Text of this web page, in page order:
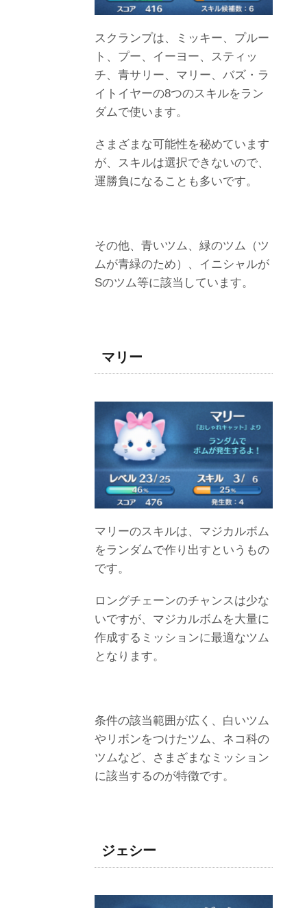
スクランプは、ミッキー、プルー
ト、プー、イーヨー、スティッ
チ、青サリー、マリー、バズ・ラ
イトイヤーの8つのスキルをラン
ダムで使います。
さまざまな可能性を秘めています
が、スキルは選択できないので、
運勝負になることも多いです。
その他、青いツム、緑のツム（ツ
ムが青緑のため）、イニシャルが
Sのツム等に該当しています。
マリー
マリーのスキルは、マジカルボム
をランダムで作り出すというもの
です。
ロングチェーンのチャンスは少な
いですが、マジカルボムを大量に
作成するミッションに最適なツム
となります。
条件の該当範囲が広く、白いツム
やリボンをつけたツム、ネコ科の
ツムなど、さまざまなミッション
に該当するのが特徴です。
ジェシー